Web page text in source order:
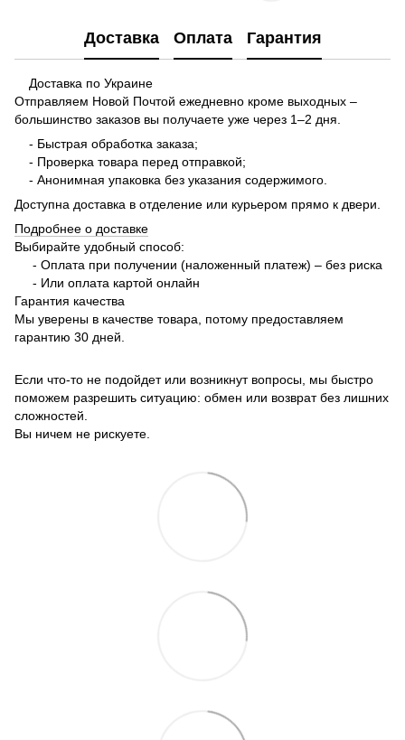
Доставка Оплата Гарантия
Доставка по Украине
Отправляем Новой Почтой ежедневно кроме выходных –
большинство заказов вы получаете уже через 1–2 дня.
- Быстрая обработка заказа;
- Проверка товара перед отправкой;
- Анонимная упаковка без указания содержимого.
Доступна доставка в отделение или курьером прямо к двери.
Подробнее о доставке
Выбирайте удобный способ:
- Оплата при получении (наложенный платеж) – без риска
- Или оплата картой онлайн
Гарантия качества
Мы уверены в качестве товара, потому предоставляем
гарантию 30 дней.
Если что-то не подойдет или возникнут вопросы, мы быстро
поможем разрешить ситуацию: обмен или возврат без лишних
сложностей.
Вы ничем не рискуете.